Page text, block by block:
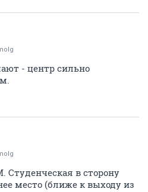
- центр сильно
Студенческая в сторону
место (ближе к выходу из